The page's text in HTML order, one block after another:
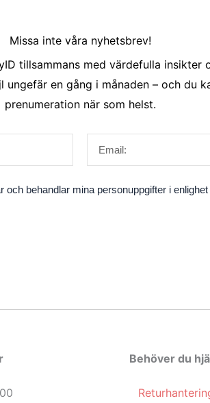
Missa inte våra nyhetsbrev!
tillsammans med värdefulla insikter
en gång i månaden – och du
prenumeration när som helst.
behandlar mina personuppgifter i
Behöver du